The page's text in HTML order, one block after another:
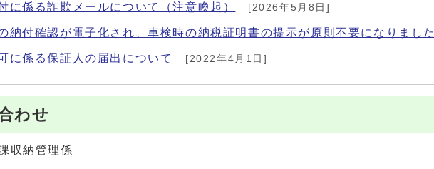
に係る詐欺メールについて（注意喚起） [2026年5月8日]
納付確認が電子化され、車検時の納税証明書の提示が原則不要になりました
に係る保証人の届出について [2022年4月1日]
わせ
収納管理係